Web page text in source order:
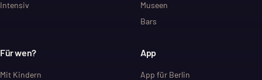
Intensiv
Museen
Bars
Für wen?
Mit Kindern
App
App für Berlin